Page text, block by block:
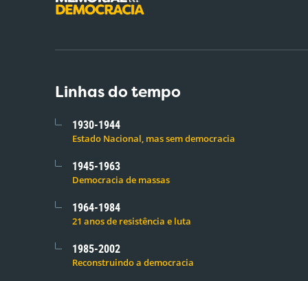
Linhas do tempo
1930-1944
Estado Nacional, mas sem democracia
1945-1963
Democracia de massas
1964-1984
21 anos de resistência e luta
1985-2002
Reconstruindo a democracia